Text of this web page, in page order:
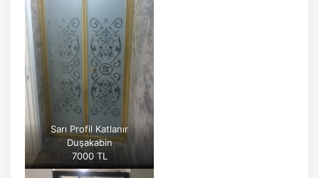
Sarı Profil Katlanır
Duşakabin
7000 TL